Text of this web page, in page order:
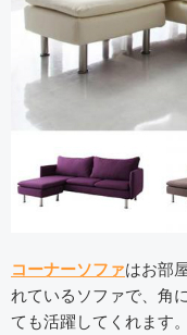
コーナーソファはお部
れているソファで、角
ても活躍してくれます。